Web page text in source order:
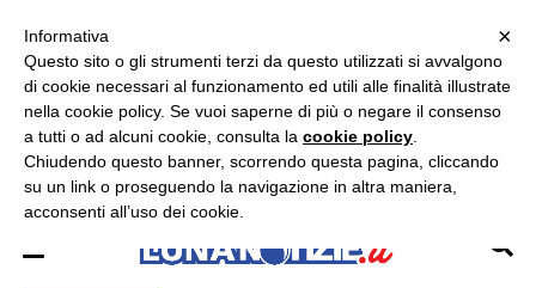
ASCOLTA RADIO LUNA
×
×
Informativa
Questo sito o gli strumenti terzi da questo utilizzati si avvalgono
di cookie necessari al funzionamento ed utili alle finalità illustrate
nella cookie policy. Se vuoi saperne di più o negare il consenso
a tutti o ad alcuni cookie, consulta la cookie policy
Chiudendo questo banner, scorrendo questa pagina, cliccando
su un link o proseguendo la navigazione in altra maniera,
acconsenti all’uso dei cookie.